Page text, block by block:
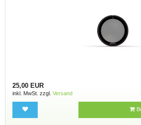
25,00 EUR
inkl. MwSt. zzgl. Versand